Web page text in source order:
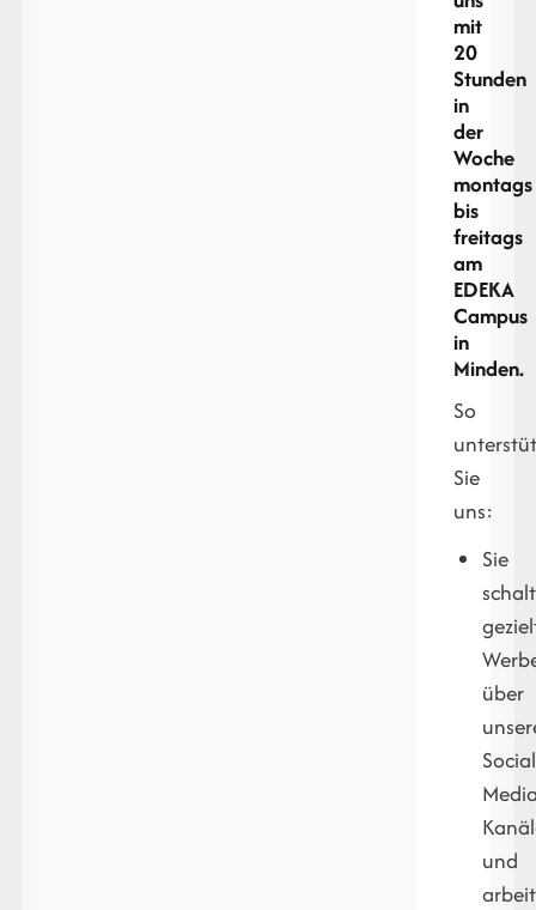
mit
20
Stunden
in
der
Woche
montags
bis
freitags
am
EDEKA
Campus
in
Minden.
So
Sie
uns:
Sie
über
Social
und